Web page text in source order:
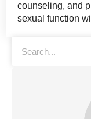
counseling, and
sexual function